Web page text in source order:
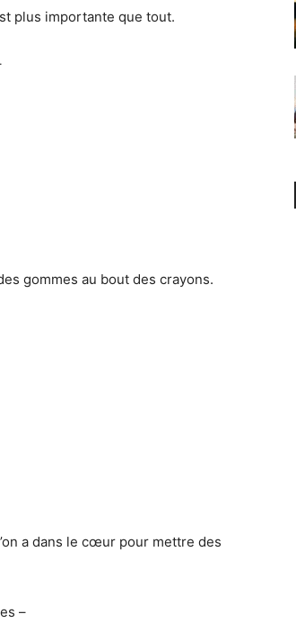
plus importante que tout.
gommes au bout des crayons.
a dans le cœur pour mettre des
–